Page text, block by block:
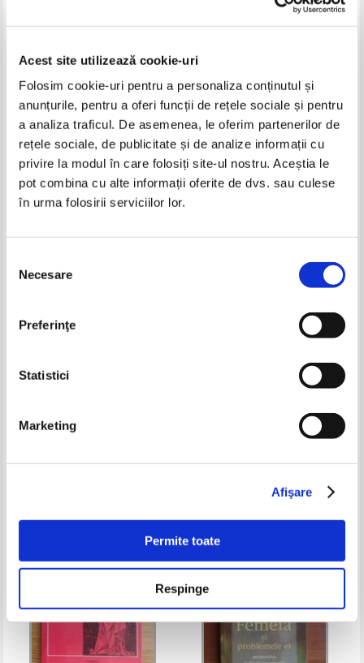
Acest site utilizează cookie-uri
Folosim cookie-uri pentru a personaliza conținutul și
anunțurile, pentru a oferi funcții de rețele sociale și pentru
a analiza traficul. De asemenea, le oferim partenerilor de
rețele sociale, de publicitate și de analize informații cu
privire la modul în care folosiți site-ul nostru. Aceștia le
pot combina cu alte informații oferite de dvs. sau culese
în urma folosirii serviciilor lor.
consimțământului
Necesare
Preferinţe
Statistici
Marketing
Afişare
Permite toate
Respinge
Rugaciuni pentru bolnavi.
Invataturi de credinta ortodoxa
Pret:10,00 Lei
Gheorghe I. Dragulin -
Identitatea lui Dionisie pseudo-
duhovnicesti. Spovedania
-60%
Nicolae Dura - Biserica traita
Adaugă în coș